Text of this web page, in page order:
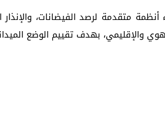
متقدمة لرصد الفيضانات، والإنذار
والإقليمي، بهدف تقييم الوضع